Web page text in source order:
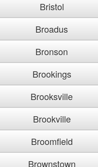
Bristol
Broadus
Bronson
Brookings
Brooksville
Brookville
Broomfield
Brownstown